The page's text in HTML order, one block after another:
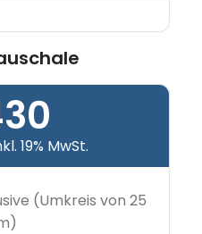
19% MwSt.
(Umkreis von 25